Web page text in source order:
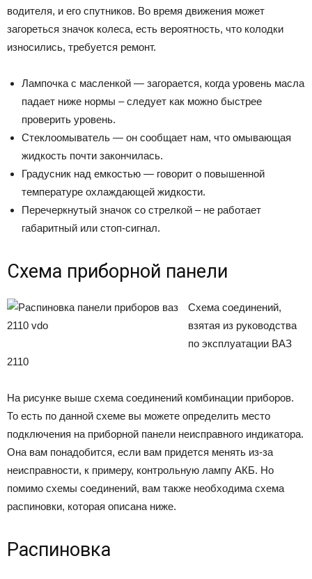
водителя, и его спутников. Во время движения может
загореться значок колеса, есть вероятность, что колодки
износились, требуется ремонт.
Лампочка с масленкой — загорается, когда уровень масла
падает ниже нормы – следует как можно быстрее
проверить уровень.
Стеклоомыватель — он сообщает нам, что омывающая
жидкость почти закончилась.
Градусник над емкостью — говорит о повышенной
температуре охлаждающей жидкости.
Перечеркнутый значок со стрелкой – не работает
габаритный или стоп-сигнал.
Схема приборной панели
Схема соединений,
взятая из руководства
по эксплуатации ВАЗ
2110
На рисунке выше схема соединений комбинации приборов.
То есть по данной схеме вы можете определить место
подключения на приборной панели неисправного индикатора.
Она вам понадобится, если вам придется менять из-за
неисправности, к примеру, контрольную лампу АКБ. Но
помимо схемы соединений, вам также необходима схема
распиновки, которая описана ниже.
Распиновка